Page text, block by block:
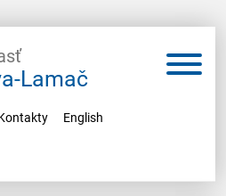
Lamač
English